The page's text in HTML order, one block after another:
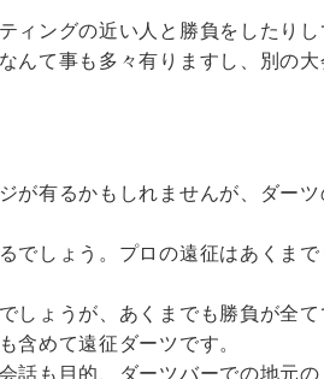
ィングの近い人と勝負をしたりし
んて事も多々有りますし、別の
が有るかもしれませんが、ダー
でしょう。プロの遠征はあくま
しょうが、あくまでも勝負が全て
含めて遠征ダーツです。
話も目的、ダーツバーでの地元